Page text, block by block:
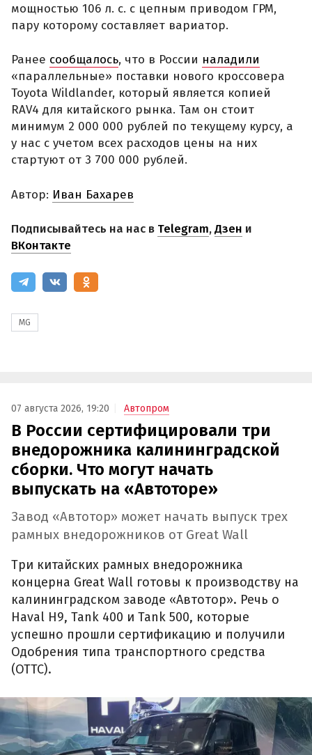
мощностью 106 л. с. с цепным приводом ГРМ,
пару которому составляет вариатор.
Ранее сообщалось, что в России наладили
«параллельные» поставки нового кроссовера
Toyota Wildlander, который является копией
RAV4 для китайского рынка. Там он стоит
минимум 2 000 000 рублей по текущему курсу, а
у нас с учетом всех расходов цены на них
стартуют от 3 700 000 рублей.
Автор: Иван Бахарев
Подписывайтесь на нас в Telegram,Дзен и
ВКонтакте
MG
07 августа 2026, 19:20 Автопром
В России сертифицировали три
внедорожника калининградской
сборки. Что могут начать
выпускать на «Автоторе»
Завод «Автотор» может начать выпуск трех
рамных внедорожников от Great Wall
Три китайских рамных внедорожника
концерна Great Wall готовы к производству на
калининградском заводе «Автотор». Речь о
Haval H9, Tank 400 и Tank 500, которые
успешно прошли сертификацию и получили
Одобрения типа транспортного средства
(ОТТС).